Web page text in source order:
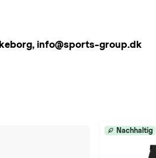
info@sports-group.dk
Nachhaltig